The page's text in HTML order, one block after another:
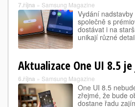
7.října » Samsung Magazine
Vydání
společně s
dostávat i na
unikají různé
Aktualizace One UI 8.5
6.října » Samsung Magazine
One UI 8.5
zřejmé, že bude
dostane řadu